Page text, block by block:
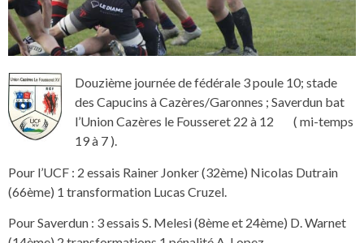
Douzième journée de fédérale 3 poule 10; stade
des Capucins à Cazères/Garonnes ; Saverdun bat
l’Union Cazères le Fousseret 22 à 12 ( mi-temps
19 à 7 ).
Pour l’UCF : 2 essais Rainer Jonker (32ème) Nicolas Dutrain
(66ème) 1 transformation Lucas Cruzel.
Pour Saverdun : 3 essais S. Melesi (8ème et 24ème) D. Warnet